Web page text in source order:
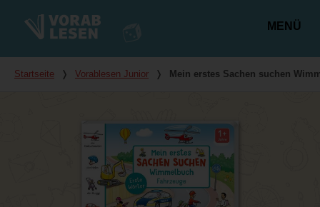
MENÜ
Du bist hier
Startseite ❭ Vorablesen Junior ❭ Mein erstes Sachen suchen